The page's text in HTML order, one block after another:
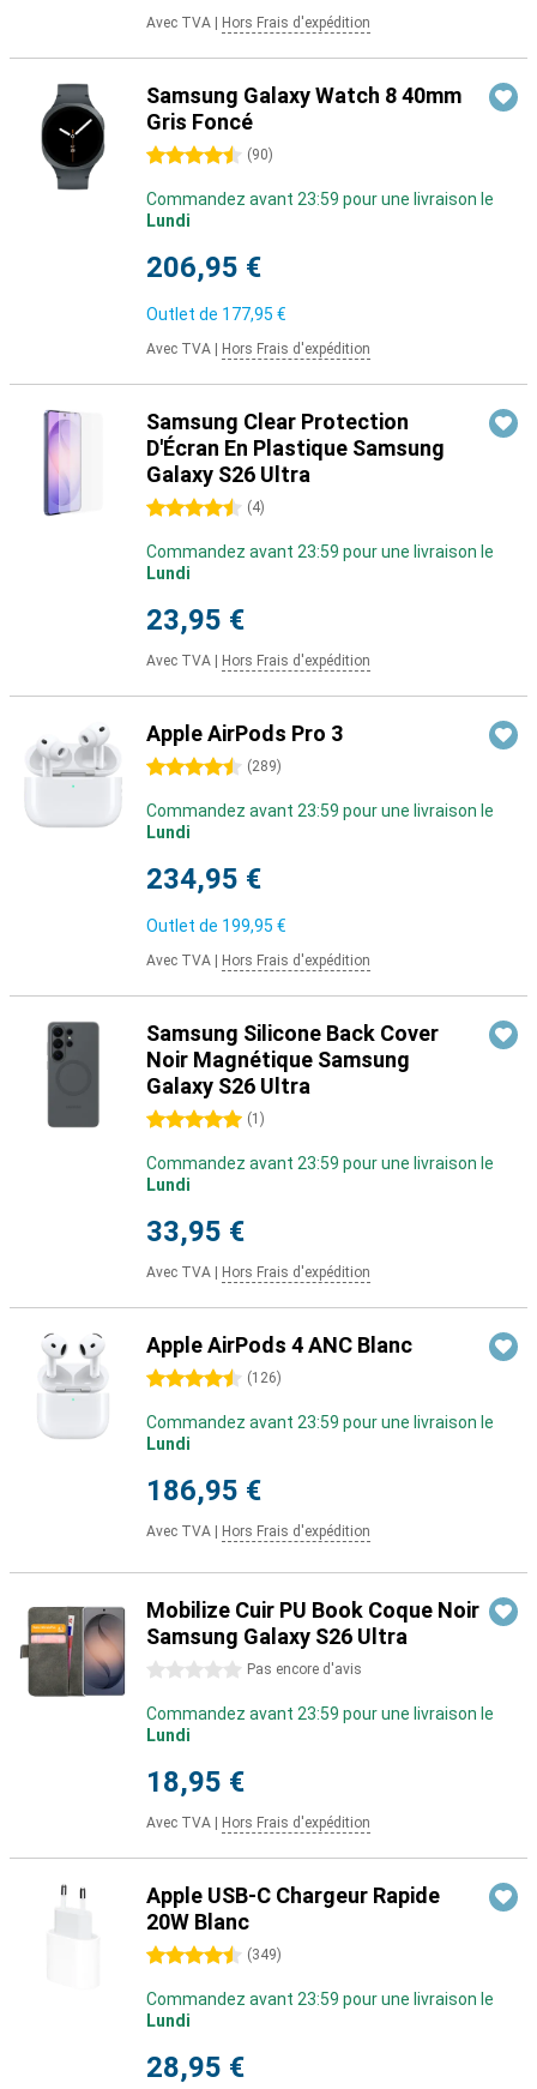
Avec TVA Hors Frais d'expédition
Samsung Galaxy Watch 8 40mm
Gris Foncé
4.5 étoiles (90)
Commandez avant 23:59 pour une livraison le
Lundi
206,95 €
Outlet de 177,95 €
Avec TVA Hors Frais d'expédition
Samsung Clear Protection
D'Écran En Plastique Samsung
Galaxy S26 Ultra
4.5 étoiles (4)
Commandez avant 23:59 pour une livraison le
Lundi
23,95 €
Avec TVA Hors Frais d'expédition
Apple AirPods Pro 3
4.5 étoiles (289)
Commandez avant 23:59 pour une livraison le
Lundi
234,95 €
Outlet de 199,95 €
Avec TVA Hors Frais d'expédition
Samsung Silicone Back Cover
Noir Magnétique Samsung
Galaxy S26 Ultra
5 étoiles (1 )
Commandez avant 23:59 pour une livraison le
Lundi
33,95 €
Avec TVA Hors Frais d'expédition
Apple AirPods 4 ANC Blanc
4.5 étoiles (126)
Commandez avant 23:59 pour une livraison le
Lundi
186,95 €
Avec TVA Hors Frais d'expédition
Mobilize Cuir PU Book Coque Noir
Samsung Galaxy S26 Ultra
0 étoiles Pas encore d'avis
Commandez avant 23:59 pour une livraison le
Lundi
18,95 €
Avec TVA Hors Frais d'expédition
Apple USB-C Chargeur Rapide
20W Blanc
4.5 étoiles (349)
Commandez avant 23:59 pour une livraison le
Lundi
28,95 €